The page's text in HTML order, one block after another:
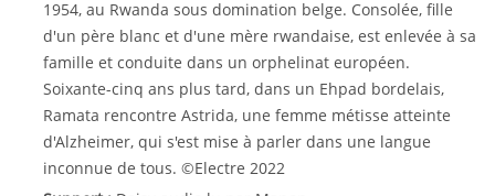
1954, au Rwanda sous domination belge. Consolée, fille
d'un père blanc et d'une mère rwandaise, est enlevée à sa
famille et conduite dans un orphelinat européen.
Soixante-cinq ans plus tard, dans un Ehpad bordelais,
Ramata rencontre Astrida, une femme métisse atteinte
d'Alzheimer, qui s'est mise à parler dans une langue
inconnue de tous. ©Electre 2022